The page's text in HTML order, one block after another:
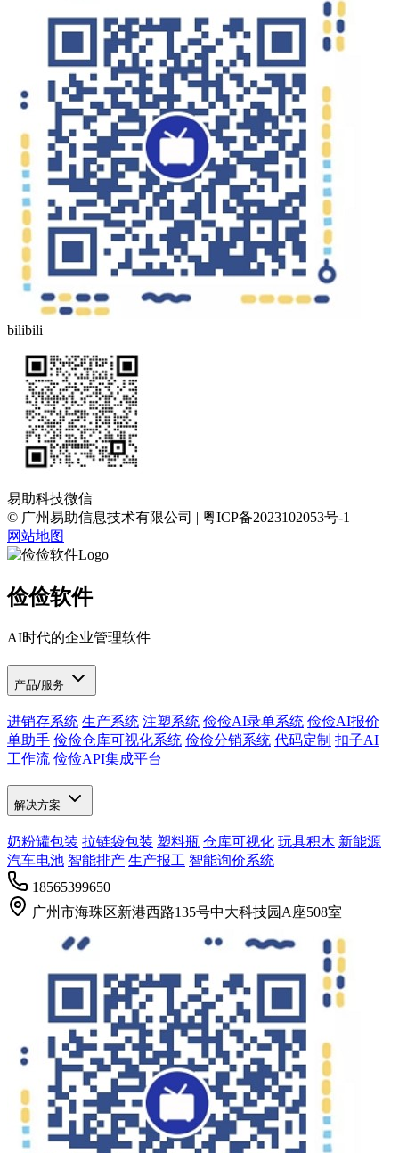
bilibili
易助科技微信
© 广州易助信息技术有限公司 | 粤ICP备2023102053号-1
网站地图
俭俭软件
AI时代的企业管理软件
产品/服务
进销存系统 生产系统 注塑系统 俭俭AI录单系统 俭俭AI报价
单助手 俭俭仓库可视化系统 俭俭分销系统 代码定制 扣子AI
工作流 俭俭API集成平台
解决方案
奶粉罐包装 拉链袋包装 塑料瓶 仓库可视化 玩具积木 新能源
汽车电池 智能排产 生产报工 智能询价系统
18565399650
广州市海珠区新港西路135号中大科技园A座508室